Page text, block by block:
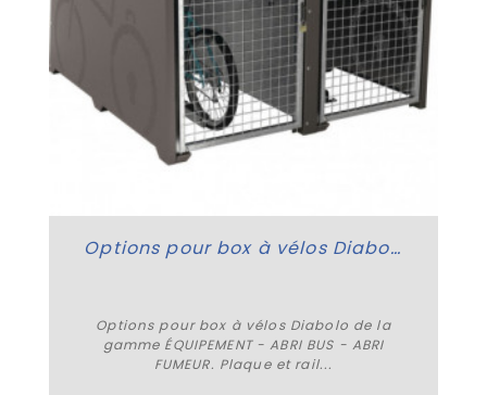
Options pour box à vélos Diabolo
Options pour box à vélos Diabolo de la
gamme ÉQUIPEMENT - ABRI BUS - ABRI
FUMEUR. Plaque et rail...